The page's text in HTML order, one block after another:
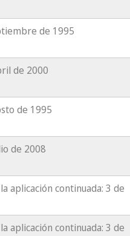
de 1995
de 2000
de 1995
de 2008
aplicación continuada: 3 de
aplicación continuada: 3 de